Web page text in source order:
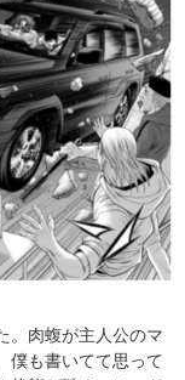
。肉蝮が主人公のマ
僕も書いてて思って